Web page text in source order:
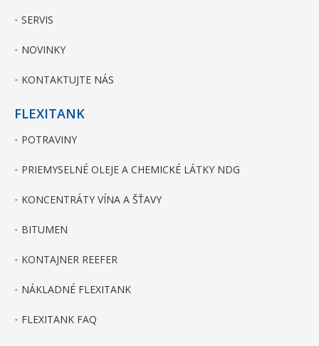
SERVIS
NOVINKY
KONTAKTUJTE NÁS
FLEXITANK
POTRAVINY
PRIEMYSELNÉ OLEJE A CHEMICKÉ LÁTKY NDG
KONCENTRÁTY VÍNA A ŠŤAVY
BITUMEN
KONTAJNER REEFER
NÁKLADNÉ FLEXITANK
FLEXITANK FAQ